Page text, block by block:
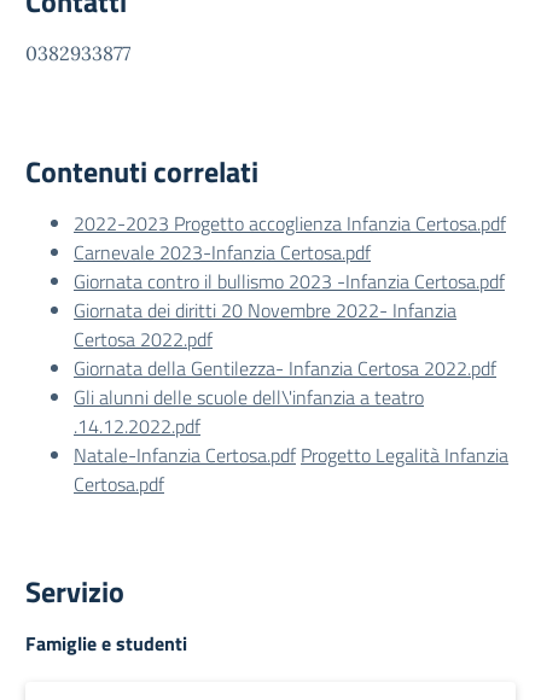
0382933877
Contenuti correlati
2022-2023 Progetto accoglienza Infanzia Certosa.pdf
Carnevale 2023-Infanzia Certosa.pdf
Giornata contro il bullismo 2023 -Infanzia Certosa.pdf
Giornata dei diritti 20 Novembre 2022- Infanzia
Certosa 2022.pdf
Giornata della Gentilezza- Infanzia Certosa 2022.pdf
Gli alunni delle scuole dell\'infanzia a teatro
.14.12.2022.pdf
Natale-Infanzia Certosa.pdf Progetto Legalità Infanzia
Certosa.pdf
Servizio
Famiglie e studenti